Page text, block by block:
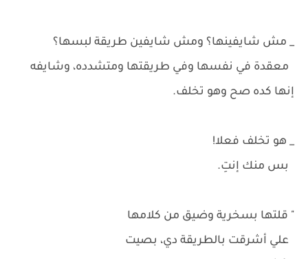
_ مش شايفينها؟ ومش شايفين طريقة لبسها؟
معقدة في نفسها وفي طريقتها ومتشدده، وشايفه
إنها كده صح وهو تخلف.
_ هو تخلف فعلا!
بس منك إنتِ.
" قلتها بسخرية وضيق من كلامها
علي أشرقت بالطريقة دي، بصيت